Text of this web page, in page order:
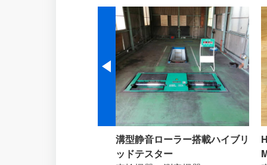
溝型静音ローラー搭載ハイブリ
ッドテスター